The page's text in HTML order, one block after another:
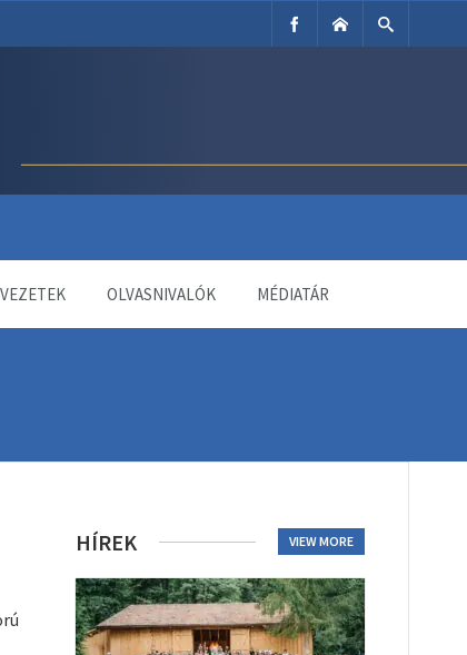
OLVASNIVALÓK MÉDIATÁR
HÍREK VIEW MORE